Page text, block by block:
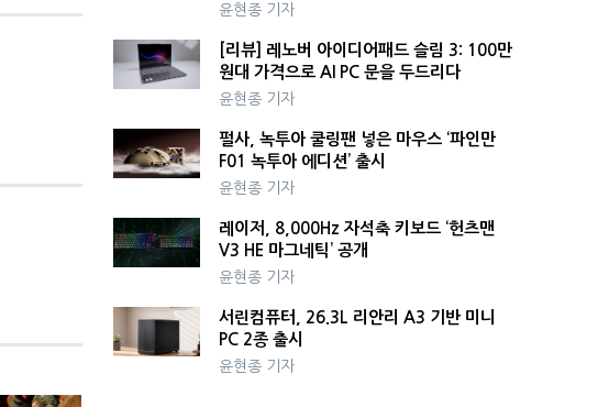
윤현종 기자
[리뷰] 레노버 아이디어패드 슬림 3: 100만
원대 가격으로 AI PC 문을 두드리다
윤현종 기자
펄사, 녹투아 쿨링팬 넣은 마우스 ‘파인만
F01 녹투아 에디션’ 출시
윤현종 기자
레이저, 8,000Hz 자석축 키보드 ‘헌츠맨
V3 HE 마그네틱’ 공개
윤현종 기자
서린컴퓨터, 26.3L 리안리 A3 기반 미니
PC 2종 출시
윤현종 기자